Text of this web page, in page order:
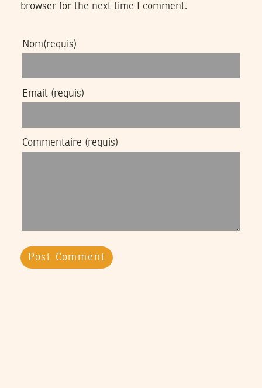
browser for the next time I comment.
Nom(requis)
Email (requis)
Commentaire (requis)